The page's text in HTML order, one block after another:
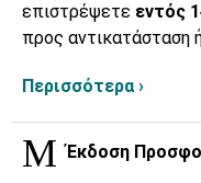
επιστρέψετε εντός
προς αντικατάσταση
Περισσότερα ›
Έκδοση